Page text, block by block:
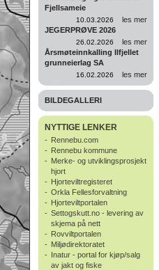
Fjellsameie
10.03.2026
les mer
JEGERPRØVE 2026
26.02.2026
les mer
Årsmøteinnkalling Ilfjellet
grunneierlag SA
16.02.2026 les mer
BILDEGALLERI
NYTTIGE LENKER
- Rennebu.com
- Rennebu kommune
- Merke- og utviklingsprosjekt
hjort
- Hjorteviltregisteret
- Orkla Fellesforvaltning
- Hjorteviltportalen
- Settogskutt.no - levering av
skjema på nett
- Rovviltportalen
- Miljødirektoratet
- Inatur - portal for kjøp/salg
av jakt og fiske